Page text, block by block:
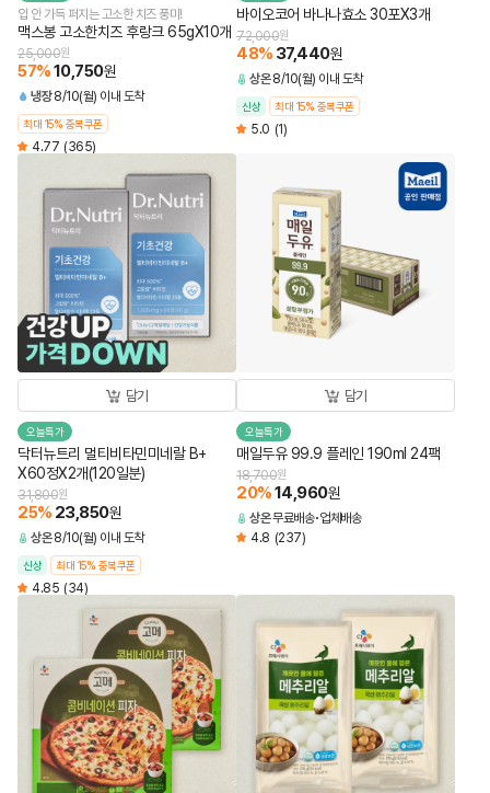
입 안 가득 퍼지는 고소한 치즈 풍미!
맥스봉 고소한치즈 후랑크 65gX10개
25,000원
57%10,750원
냉장 8/10(월) 이내 도착
최대 15% 중복쿠폰
4.77 (365)
바이오코어 바나나효소 30포X3개
72,000원
48% 37,440원
상온 8/10(월) 이내 도착
신상 최대 15% 중복쿠폰
5.0 (1)
담기
오늘특가
닥터뉴트리 멀티비타민미네랄 B+
X60정X2개(120일분)
31,800원
25% 23,850원
상온 8/10(월) 이내 도착
신상 최대 15% 중복쿠폰
4.85 (34)
담기
오늘특가
매일두유 99.9 플레인 190ml 24팩
18,700원
20%14,960원
상온무료배송 업체배송
4.8 (237)